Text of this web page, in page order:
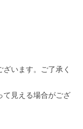
います。ご了承く
て見える場合がござ